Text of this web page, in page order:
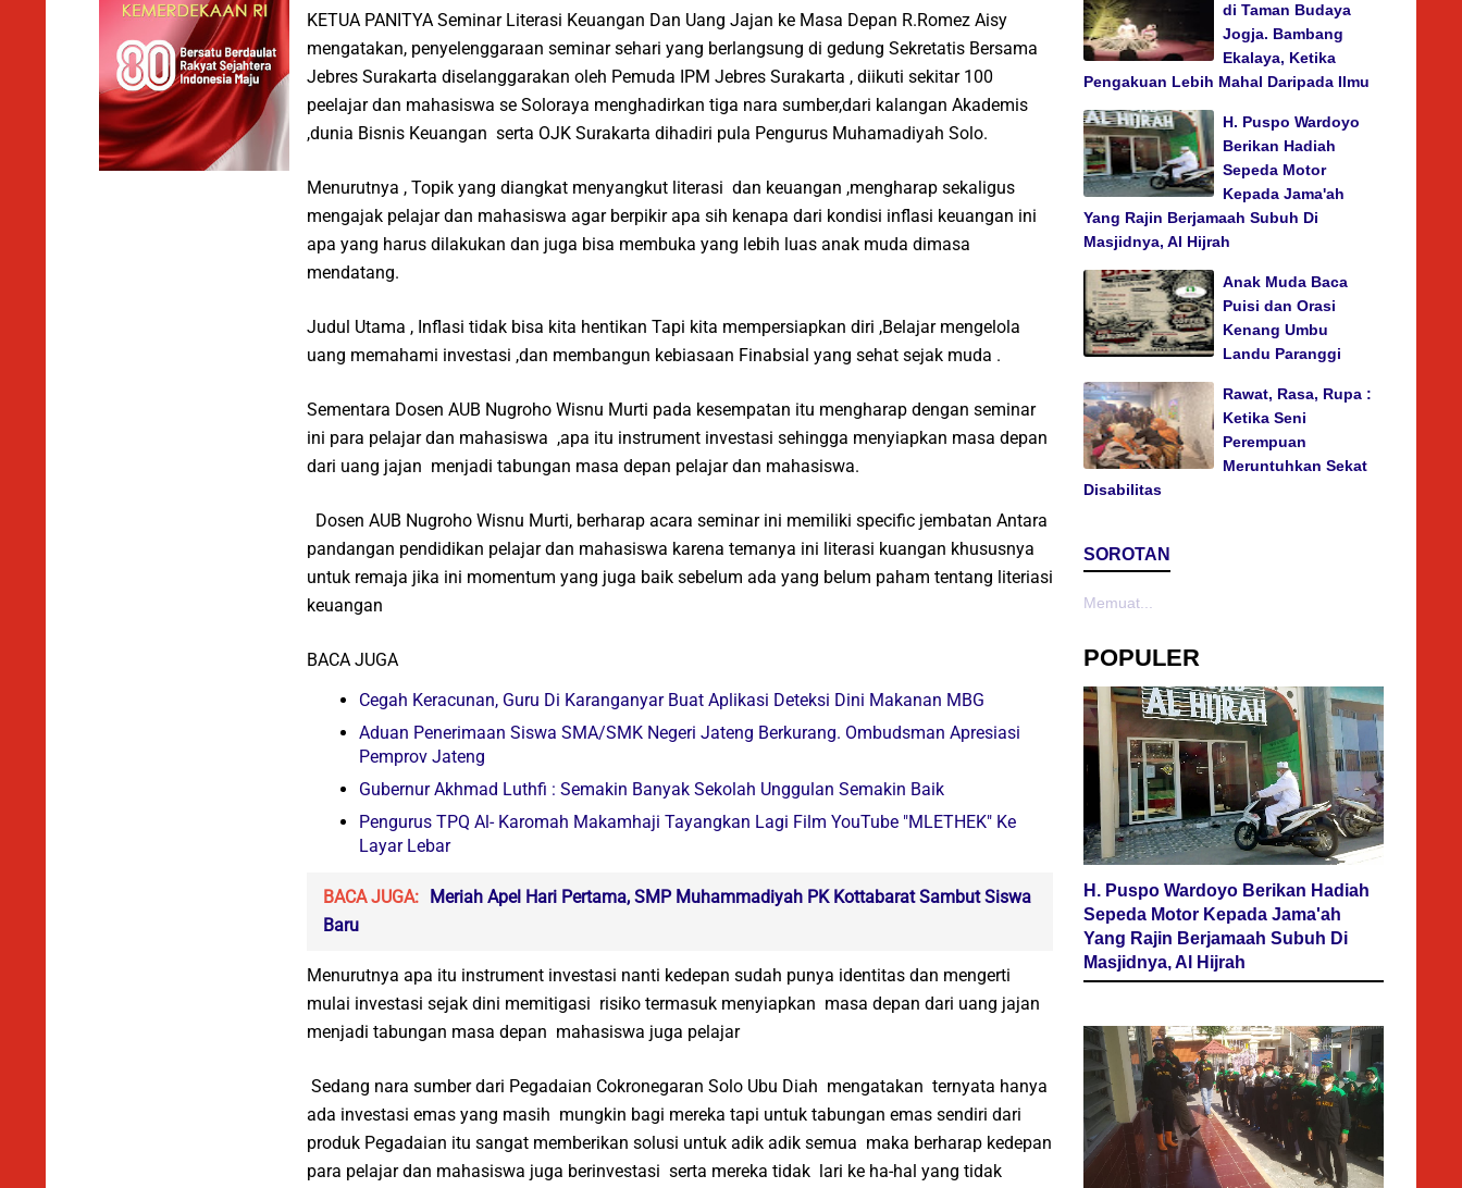
KETUA PANITYA Seminar Literasi Keuangan Dan Uang Jajan ke Masa Depan R.Romez Aisy
mengatakan, penyelenggaraan seminar sehari yang berlangsung di gedung Sekretatis Bersama
Jebres Surakarta diselanggarakan oleh Pemuda IPM Jebres Surakarta , diikuti sekitar 100
peelajar dan mahasiswa se Soloraya menghadirkan tiga nara sumber,dari kalangan Akademis
,dunia Bisnis Keuangan serta OJK Surakarta dihadiri pula Pengurus Muhamadiyah Solo.
Menurutnya , Topik yang diangkat menyangkut literasi dan keuangan ,mengharap sekaligus
mengajak pelajar dan mahasiswa agar berpikir apa sih kenapa dari kondisi inflasi keuangan ini
apa yang harus dilakukan dan juga bisa membuka yang lebih luas anak muda dimasa
mendatang.
Judul Utama , Inflasi tidak bisa kita hentikan Tapi kita mempersiapkan diri ,Belajar mengelola
uang memahami investasi ,dan membangun kebiasaan Finabsial yang sehat sejak muda .
Sementara Dosen AUB Nugroho Wisnu Murti pada kesempatan itu mengharap dengan seminar
ini para pelajar dan mahasiswa ,apa itu instrument investasi sehingga menyiapkan masa depan
dari uang jajan menjadi tabungan masa depan pelajar dan mahasiswa.
Dosen AUB Nugroho Wisnu Murti, berharap acara seminar ini memiliki specific jembatan Antara
pandangan pendidikan pelajar dan mahasiswa karena temanya ini literasi kuangan khususnya
untuk remaja jika ini momentum yang juga baik sebelum ada yang belum paham tentang literiasi
keuangan
BACA JUGA
Cegah Keracunan, Guru Di Karanganyar Buat Aplikasi Deteksi Dini Makanan MBG
Aduan Penerimaan Siswa SMA/SMK Negeri Jateng Berkurang. Ombudsman Apresiasi
Pemprov Jateng
Gubernur Akhmad Luthfi : Semakin Banyak Sekolah Unggulan Semakin Baik
Pengurus TPQ Al- Karomah Makamhaji Tayangkan Lagi Film YouTube "MLETHEK" Ke
Layar Lebar
BACA JUGA:
Meriah Apel Hari Pertama, SMP Muhammadiyah PK Kottabarat Sambut Siswa
Baru
Menurutnya apa itu instrument investasi nanti kedepan sudah punya identitas dan mengerti
mulai investasi sejak dini memitigasi risiko termasuk menyiapkan masa depan dari uang jajan
menjadi tabungan masa depan mahasiswa juga pelajar
Sedang nara sumber dari Pegadaian Cokronegaran Solo Ubu Diah mengatakan ternyata hanya
ada investasi emas yang masih mungkin bagi mereka tapi untuk tabungan emas sendiri dari
produk Pegadaian itu sangat memberikan solusi untuk adik adik semua maka berharap kedepan
para pelajar dan mahasiswa juga berinvestasi serta mereka tidak lari ke ha-hal yang tidak
di Taman Budaya
Jogja. Bambang
Ekalaya, Ketika
Pengakuan Lebih Mahal Daripada Ilmu
H. Puspo Wardoyo
Berikan Hadiah
Sepeda Motor
Kepada Jama'ah
Yang Rajin Berjamaah Subuh Di
Masjidnya, Al Hijrah
Anak Muda Baca
Puisi dan Orasi
Kenang Umbu
Landu Paranggi
Rawat, Rasa, Rupa :
Ketika Seni
Perempuan
Meruntuhkan Sekat
Disabilitas
SOROTAN
Memuat...
POPULER
H. Puspo Wardoyo Berikan Hadiah
Sepeda Motor Kepada Jama'ah
Yang Rajin Berjamaah Subuh Di
Masjidnya, Al Hijrah